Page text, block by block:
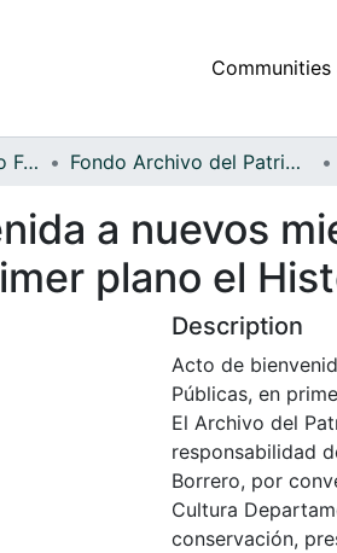
Archivo del Patrimonio Fotográfico y Fílmico del Valle del Cauca Fondo Archivo del Patrimonio Fotográfico y Fílmico del Valle del Cauca
a nuevos
plano el
Description
Acto de
Públicas, en
El Archivo del
responsabilidad
Borrero, por
Cultura
conservación,